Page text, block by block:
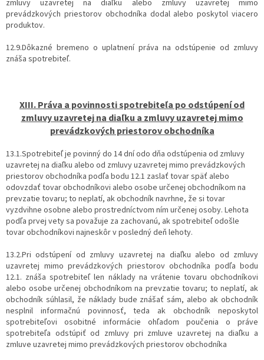
zmluvy uzavretej na diaľku alebo zmluvy uzavretej mimo
prevádzkových priestorov obchodníka dodal alebo poskytol viacero
produktov.
12.9.Dôkazné bremeno o uplatnení práva na odstúpenie od zmluvy
znáša spotrebiteľ.
XIII. Práva a povinnosti spotrebiteľa po odstúpení od
zmluvy uzavretej na diaľku a zmluvy uzavretej mimo
prevádzkových priestorov obchodníka
13.1.Spotrebiteľ je povinný do 14 dní odo dňa odstúpenia od zmluvy
uzavretej na diaľku alebo od zmluvy uzavretej mimo prevádzkových
priestorov obchodníka podľa bodu 12.1 zaslať tovar späť alebo
odovzdať tovar obchodníkovi alebo osobe určenej obchodníkom na
prevzatie tovaru; to neplatí, ak obchodník navrhne, že si tovar
vyzdvihne osobne alebo prostredníctvom ním určenej osoby. Lehota
podľa prvej vety sa považuje za zachovanú, ak spotrebiteľ odošle
tovar obchodníkovi najneskôr v posledný deň lehoty.
13.2.Pri odstúpení od zmluvy uzavretej na diaľku alebo od zmluvy
uzavretej mimo prevádzkových priestorov obchodníka podľa bodu
12.1. znáša spotrebiteľ len náklady na vrátenie tovaru obchodníkovi
alebo osobe určenej obchodníkom na prevzatie tovaru; to neplatí, ak
obchodník súhlasil, že náklady bude znášať sám, alebo ak obchodník
nesplnil informačnú povinnosť, teda ak obchodník neposkytol
spotrebiteľovi osobitné informácie ohľadom poučenia o práve
spotrebiteľa odstúpiť od zmluvy pri zmluve uzavretej na diaľku a
zmluve uzavretej mimo prevádzkových priestorov obchodníka